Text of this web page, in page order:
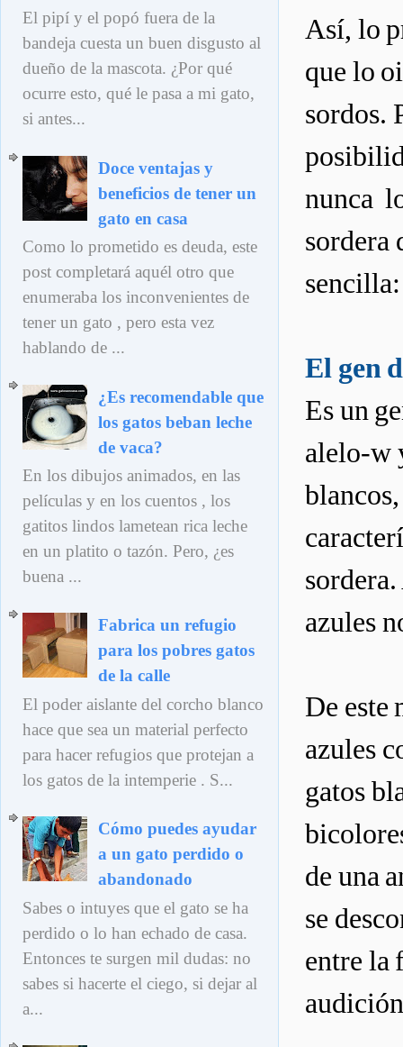
Así, lo
que lo
sordos.
nunca
sordera
sencilla:
El gen
Es un
alelo-w
azules
De este
azules
gatos
de una
se
entre la
El pipí y el popó fuera de la
bandeja cuesta un buen disgusto al
dueño de la mascota. ¿Por qué
ocurre esto, qué le pasa a mi gato,
si antes...
Doce ventajas y
beneficios de tener un
gato en casa
Como lo prometido es deuda, este
post completará aquél otro que
enumeraba los inconvenientes de
tener un gato , pero esta vez
hablando de ...
¿Es recomendable que
los gatos beban leche
de vaca?
En los dibujos animados, en las
películas y en los cuentos , los
gatitos lindos lametean rica leche
en un platito o tazón. Pero, ¿es
buena ...
Fabrica un refugio
para los pobres gatos
de la calle
El poder aislante del corcho blanco
hace que sea un material perfecto
para hacer refugios que protejan a
los gatos de la intemperie . S...
Cómo puedes ayudar
a un gato perdido o
abandonado
Sabes o intuyes que el gato se ha
perdido o lo han echado de casa.
Entonces te surgen mil dudas: no
sabes si hacerte el ciego, si dejar al
a...